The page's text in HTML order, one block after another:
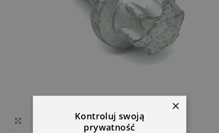
Click to enlarge
×
Kontroluj swoją
prywatność